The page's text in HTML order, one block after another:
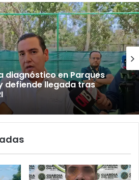
diagnóstico en Parques
defiende llegada tras